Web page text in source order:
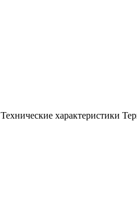
Технические характеристики